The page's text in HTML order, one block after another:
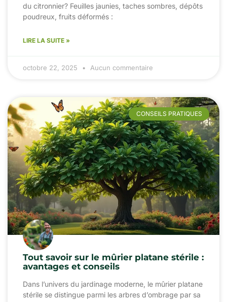
du citronnier? Feuilles jaunies, taches sombres, dépôts
poudreux, fruits déformés :
LIRE LA SUITE »
octobre 22, 2025 Aucun commentaire
CONSEILS PRATIQUES
Tout savoir sur le mûrier platane stérile :
avantages et conseils
Dans l’univers du jardinage moderne, le mûrier platane
stérile se distingue parmi les arbres d’ombrage par sa